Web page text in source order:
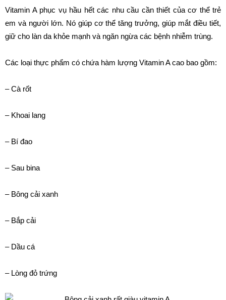
Vitamin A phục vụ hầu hết các nhu cầu cần thiết của cơ thể trẻ
em và người lớn. Nó giúp cơ thể tăng trưởng, giúp mắt điều tiết,
giữ cho làn da khỏe mạnh và ngăn ngừa các bệnh nhiễm trùng.
Các loại thực phẩm có chứa hàm lượng Vitamin A cao bao gồm:
– Cà rốt
– Khoai lang
– Bí đao
– Sau bina
– Bông cải xanh
– Bắp cải
– Dầu cá
– Lòng đỏ trứng